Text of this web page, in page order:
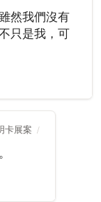
然我們沒有
只是我，可
卡展案